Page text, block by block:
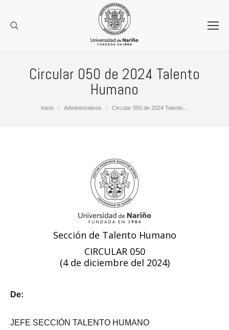
Circular 050 de 2024 Talento
Humano
Estás aquí:
Inicio Administrativos Circular 050 de 2024 Talento…
Sección de Talento Humano
CIRCULAR 050
(4 de diciembre del 2024)
De:
JEFE SECCIÓN TALENTO HUMANO